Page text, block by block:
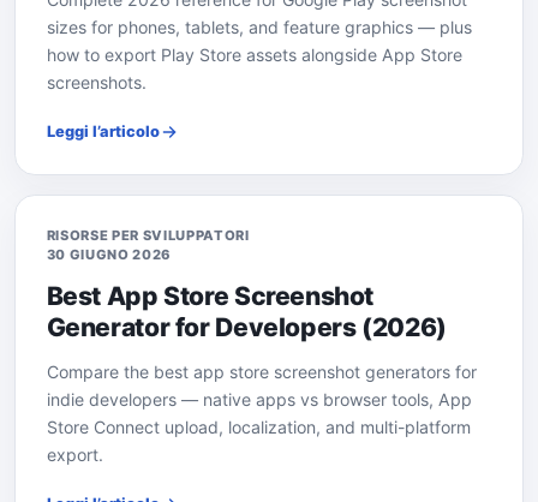
sizes for phones, tablets, and feature graphics — plus
how to export Play Store assets alongside App Store
screenshots.
Leggi l’articolo
RISORSE PER SVILUPPATORI
30 GIUGNO 2026
Best App Store Screenshot
Generator for Developers (2026)
Compare the best app store screenshot generators for
indie developers — native apps vs browser tools, App
Store Connect upload, localization, and multi-platform
export.